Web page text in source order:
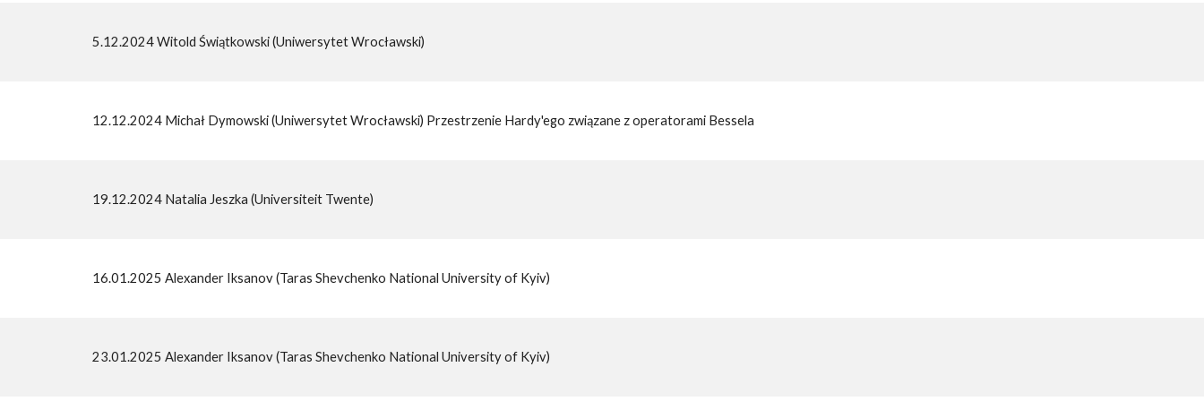
5.12.2024 Witold Świątkowski (Uniwersytet Wrocławski)
12.12.2024 Michał Dymowski (Uniwersytet Wrocławski) Przestrzenie Hardy'ego związane z operatorami Bessela
19.12.2024 Natalia Jeszka (Universiteit Twente)
16.01.2025 Alexander Iksanov (Taras Shevchenko National University of Kyiv)
23.01.2025 Alexander Iksanov (Taras Shevchenko National University of Kyiv)